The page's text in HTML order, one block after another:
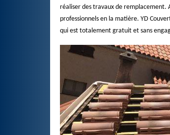
réaliser des travaux de remplacement.
professionnels en la matière. YD
qui est totalement gratuit et sans